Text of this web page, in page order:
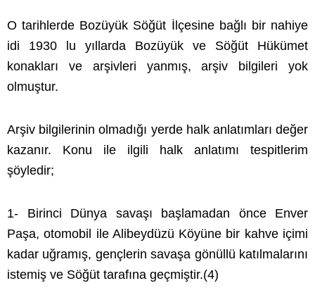
O tarihlerde Bozüyük Söğüt İlçesine bağlı bir nahiye
idi 1930 lu yıllarda Bozüyük ve Söğüt Hükümet
konakları ve arşivleri yanmış, arşiv bilgileri yok
olmuştur.
Arşiv bilgilerinin olmadığı yerde halk anlatımları değer
kazanır. Konu ile ilgili halk anlatımı tespitlerim
şöyledir;
1- Birinci Dünya savaşı başlamadan önce Enver
Paşa, otomobil ile Alibeydüzü Köyüne bir kahve içimi
kadar uğramış, gençlerin savaşa gönüllü katılmalarını
istemiş ve Söğüt tarafına geçmiştir.(4)